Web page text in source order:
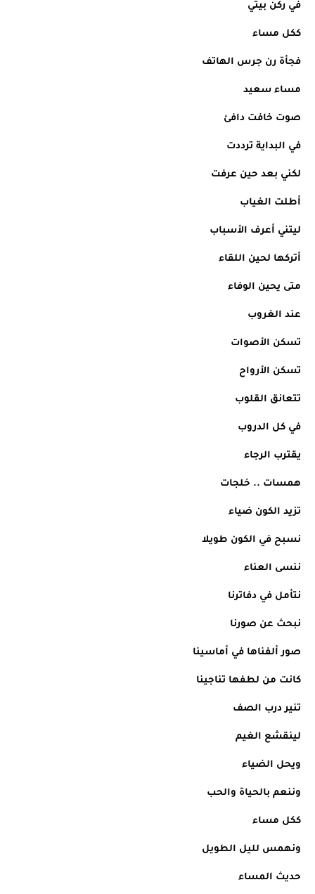
في ركن بيتي
ككل مساء
فجأة رن جرس الهاتف
مساء سعيد
صوت خافت دافئ
في البداية ترددت
لكني بعد حين عرفت
أطلت الغياب
ليتني أعرف الأسباب
أتركها لحين اللقاء
متى يحين الوفاء
عند الغروب
تسكن الأصوات
تسكن الأرواح
تتعانق القلوب
في كل الدروب
يقترب الرجاء
همسات .. خلجات
تزيد الكون ضياء
نسبح في الكون طويلا
ننسى العناء
نتأمل في دفاترنا
نبحث عن صورنا
صور ألفناها في أماسينا
كانت من لطفها تناجينا
تنير درب الصف
لينقشع الغيم
ويحل الضياء
وننعم بالحياة والحب
ككل مساء
ونهمس لليل الطويل
حديث المساء